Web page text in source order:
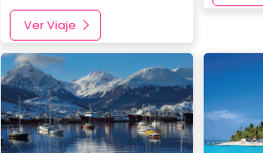
Ver Viaje